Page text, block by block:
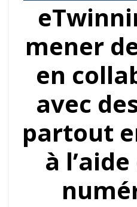
mener
en
avec
partout
à